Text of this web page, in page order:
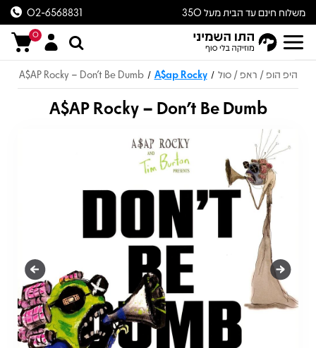
משלוח חינם עד הבית מעל 350
ש״ח
02-6568831
0
היפ הופ / ראפ / סול /
A$ap Rocky
/
A$AP Rocky – Don't Be Dumb
A$AP Rocky – Don't Be Dumb